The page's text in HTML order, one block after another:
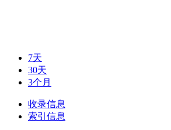
7天
30天
3个月
收录信息
索引信息